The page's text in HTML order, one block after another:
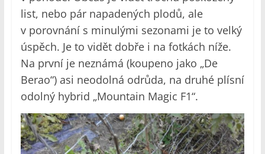
list, nebo pár napadených plodů, ale
v porovnání s minulými sezonami je to velký
úspěch. Je to vidět dobře i na fotkách níže.
Na první je neznámá (koupeno jako „De
Berao“) asi neodolná odrůda, na druhé plísní
odolný hybrid „Mountain Magic F1“.